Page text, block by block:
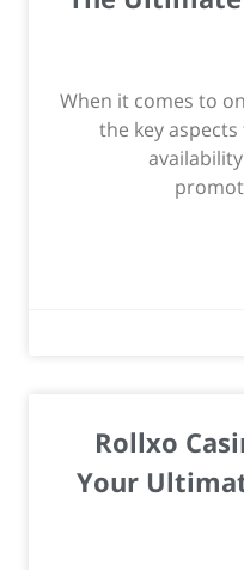
When it comes to
the key
Rollxo
Your